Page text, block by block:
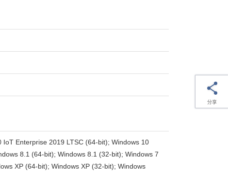
Enterprise 2019 LTSC (64-bit); Windows 10
8.1 (64-bit); Windows 8.1 (32-bit); Windows 7
XP (64-bit); Windows XP (32-bit); Windows
分享